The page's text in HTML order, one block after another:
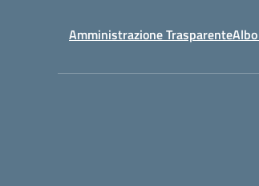
Amministrazione Trasparente